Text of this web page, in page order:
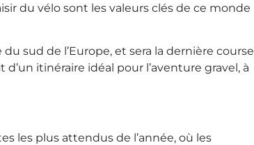
du vélo sont les valeurs clés de ce monde
sud de l’Europe, et sera la dernière course
itinéraire idéal pour l’aventure gravel, à
les plus attendus de l’année, où les